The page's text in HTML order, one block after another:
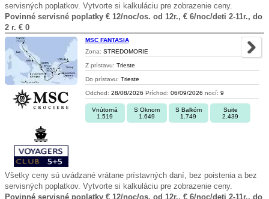
servisných poplatkov. Vytvorte si kalkuláciu pre zobrazenie ceny.
Povinné servisné poplatky € 12/noc/os. od 12r., € 6/noc/deti 2-11r., do
2 r. € 0
MSC FANTASIA
Zona: STREDOMORIE
Z prístavu: Trieste
Do prístavu: Trieste
Odchod: 28/08/2026 Príchod: 06/09/2026 nocí: 9
Vnútorná
1.519
S Oknom
1.649
S Balkóm
1.749
Suite
2.439
Všetky ceny sú uvádzané vrátane prístavných daní, bez poistenia a bez
servisných poplatkov. Vytvorte si kalkuláciu pre zobrazenie ceny.
Povinné servisné poplatky € 12/noc/os. od 12r., € 6/noc/deti 2-11r., do